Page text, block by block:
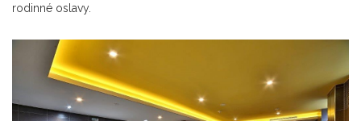
rodinné oslavy.